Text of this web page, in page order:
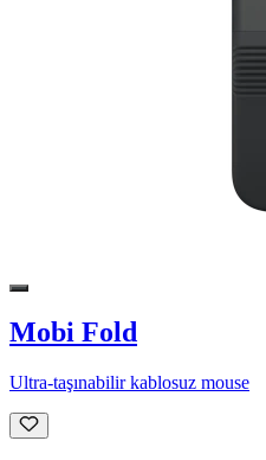
Mobi Fold
Ultra-taşınabilir kablosuz mouse